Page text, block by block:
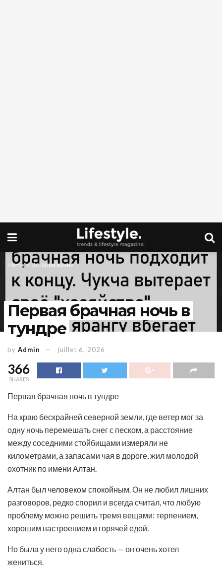
Home Истории жизни
Первая брачная ночь в
тундре
by Admin juillet 6, 2026
366
SHARES
Первая брачная ночь в тундре
На краю бескрайней северной земли, где ветер мог за
одну ночь перемешать снег с песком, а расстояние
между соседними стойбищами измеряли не
километрами, а запасами чая в дороге, жил молодой
охотник по имени Алтан.
Алтан был человеком спокойным. Он не любил лишних
разговоров, редко спорил и всегда считал, что любую
проблему можно решить тремя вещами: терпением,
хорошим настроением и горячей едой.
Но была у него одна слабость — он очень хотел
жениться.